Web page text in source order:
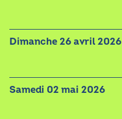
dimanche 26 avril 2026
samedi 02 mai 2026